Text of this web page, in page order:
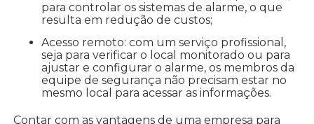
para controlar os sistemas de alarme, o que
resulta em redução de custos;
Acesso remoto: com um serviço profissional,
seja para verificar o local monitorado ou para
ajustar e configurar o alarme, os membros da
equipe de segurança não precisam estar no
mesmo local para acessar as informações.
Contar com as vantagens de uma empresa para